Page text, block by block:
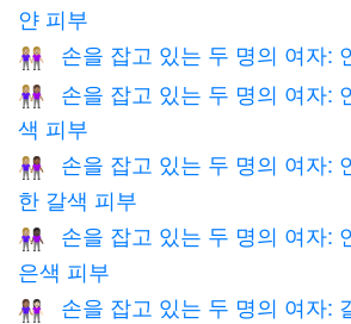
얀 피부
👭🏼 손을 잡고 있는 두 명의 여자:
👩🏼‍🤝‍👩🏽
손을 잡고 있는 두 명의 여자:
색 피부
👩🏼‍🤝‍👩🏾
손을 잡고 있는 두 명의 여자:
한 갈색 피부
👩🏼‍🤝‍👩🏿
손을 잡고 있는 두 명의 여자:
은색 피부
👩🏽‍🤝‍👩🏻
손을 잡고 있는 두 명의 여자: